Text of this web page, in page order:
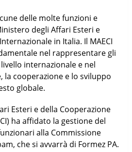
delle molte funzioni e
degli Affari Esteri e
in Italia. Il MAECI
nel rappresentare gli
internazionale e nel
la cooperazione e lo sviluppo
globale.
Esteri e della Cooperazione
ha affidato la gestione del
alla Commissione
che si avvarrà di Formez PA.